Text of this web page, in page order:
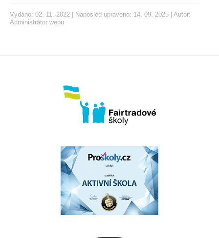
Vydáno: 02. 11. 2022 | Naposled upraveno: 14. 09. 2025 | Autor:
Administrátor webu